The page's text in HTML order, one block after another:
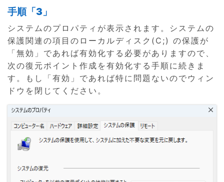
手順「3」
システムのプロパティが表示されます。システムの
保護関連の項目のローカルディスク(C;) の保護が
「無効」であれば有効化する必要がありますので、
次の復元ポイント作成を有効化する手順に続きま
す。もし「有効」であれば特に問題ないのでウィン
ドウを閉じてください。